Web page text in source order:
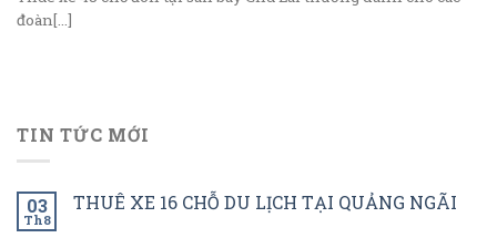
đoàn[...]
TIN TỨC MỚI
03
Th8
THUÊ XE 16 CHỖ DU LỊCH TẠI QUẢNG NGÃI